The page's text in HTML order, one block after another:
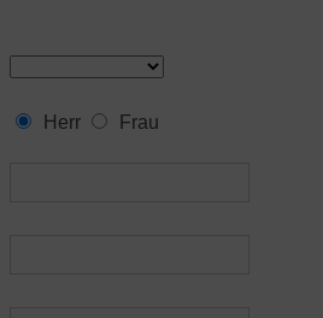
Herr Frau